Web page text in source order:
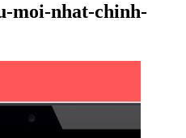
moi-nhat-chinh-